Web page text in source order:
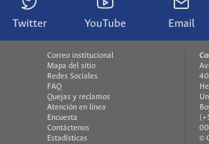
Twitter YouTube Email
Correo institucional
Mapa del sitio
Redes Sociales
FAQ
Quejas y reclamos
Atención en línea
Encuesta
Contáctenos
Estadísticas
©